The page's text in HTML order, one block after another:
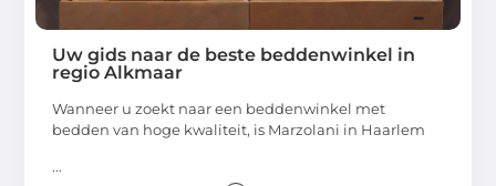
Uw gids naar de beste beddenwinkel in
regio Alkmaar
Wanneer u zoekt naar een beddenwinkel met
bedden van hoge kwaliteit, is Marzolani in Haarlem
...